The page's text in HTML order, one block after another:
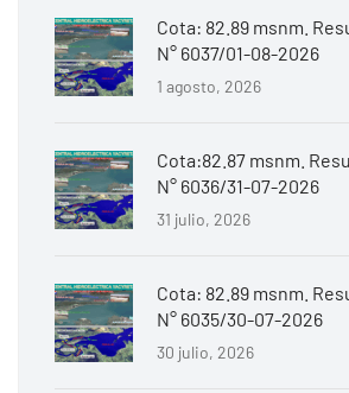
Cota: 82.89 msnm.
N° 6037/01-08-2026
1 agosto, 2026
Cota:82.87 msnm.
N° 6036/31-07-2026
31 julio, 2026
Cota: 82.89 msnm.
N° 6035/30-07-2026
30 julio, 2026